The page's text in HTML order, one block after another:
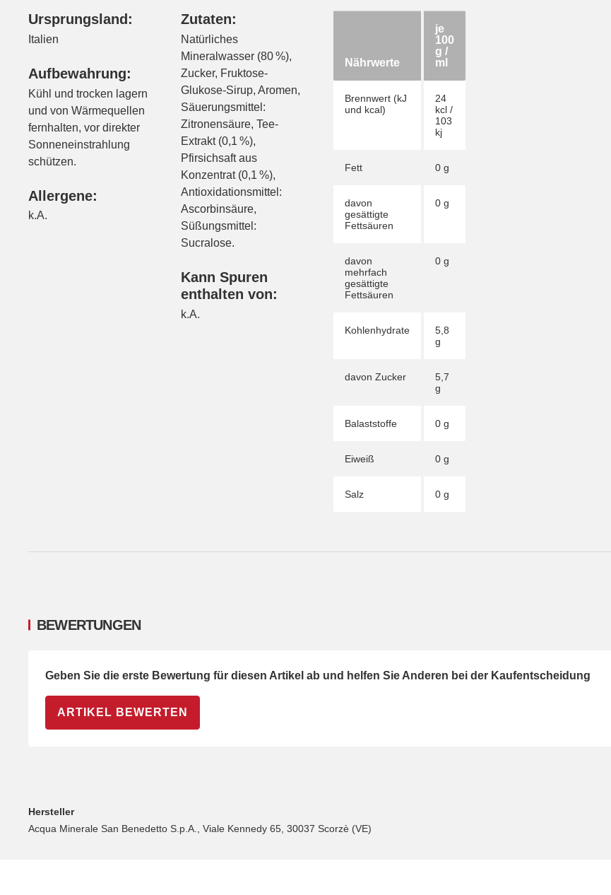
Ursprungsland:
Italien
Aufbewahrung:
Kühl und trocken lagern
und von Wärmequellen
fernhalten, vor direkter
Sonneneinstrahlung
schützen.
Allergene:
k.A.
Zutaten:
Natürliches
Mineralwasser (80 %),
Zucker, Fruktose-
Glukose-Sirup, Aromen,
Säuerungsmittel:
Zitronensäure, Tee-
Extrakt (0,1 %),
Pfirsichsaft aus
Konzentrat (0,1 %),
Antioxidationsmittel:
Ascorbinsäure,
Süßungsmittel:
Sucralose.
Kann Spuren
enthalten von:
k.A.
Nährwerte
je
100
g /
ml
Brennwert (kJ
und kcal)
24
kcl /
103
kj
Fett 0 g
davon
gesättigte
Fettsäuren
0 g
davon
mehrfach
gesättigte
Fettsäuren
0 g
Kohlenhydrate
5,8
g
davon Zucker
5,7
g
Balaststoffe 0 g
Eiweiß 0 g
Salz 0 g
BEWERTUNGEN
Geben Sie die erste Bewertung für diesen Artikel ab und helfen Sie Anderen bei der Kaufentscheidung
ARTIKEL BEWERTEN
Hersteller
Acqua Minerale San Benedetto S.p.A., Viale Kennedy 65, 30037 Scorzè (VE)